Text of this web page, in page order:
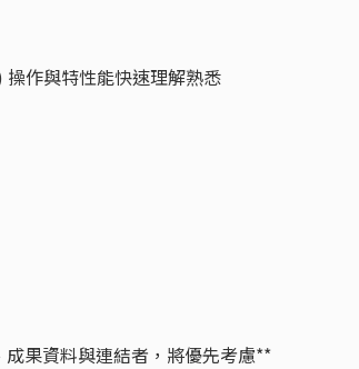
作與特性能快速理解熟悉
果資料與連結者，將優先考慮**